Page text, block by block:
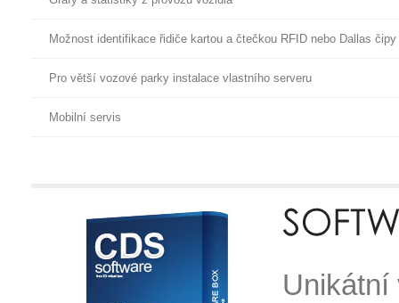
Možnost identifikace řidiče kartou a čtečkou RFID nebo Dallas čipy
Pro větší vozové parky instalace vlastního serveru
Mobilní servis
Unikátní